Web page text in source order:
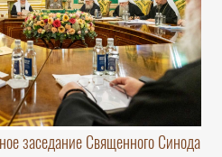
заседание Священного Синода